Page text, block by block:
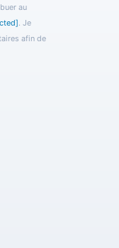
au
. Je
afin de